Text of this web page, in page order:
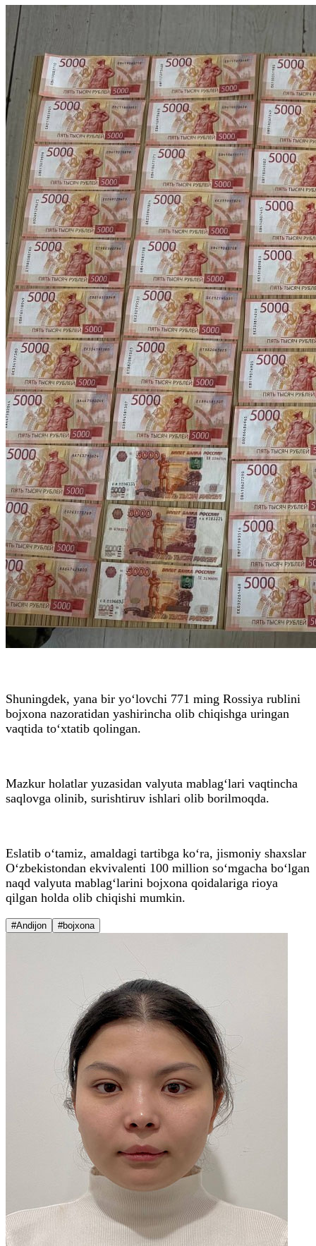
Shuningdek, yana bir yo‘lovchi 771 ming Rossiya rublini
bojxona nazoratidan yashirincha olib chiqishga uringan
vaqtida to‘xtatib qolingan.
Mazkur holatlar yuzasidan valyuta mablag‘lari vaqtincha
saqlovga olinib, surishtiruv ishlari olib borilmoqda.
Eslatib o‘tamiz, amaldagi tartibga ko‘ra, jismoniy shaxslar
O‘zbekistondan ekvivalenti 100 million so‘mgacha bo‘lgan
naqd valyuta mablag‘larini bojxona qoidalariga rioya
qilgan holda olib chiqishi mumkin.
#Andijon #bojxona